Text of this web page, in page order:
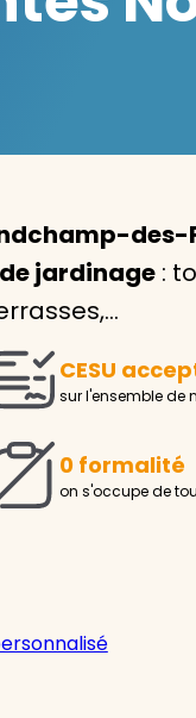
Avec
Pour
ou
Demander
des-
jardinage :
CESU
sur l'ensemble de
0 formalité
on s'occupe de